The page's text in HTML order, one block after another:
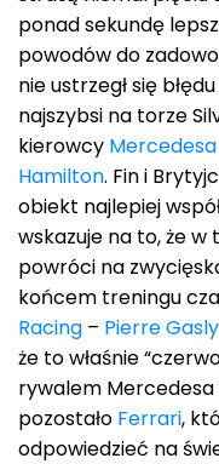
ponad sekundę
powodów do
nie ustrzegł się
najszybsi na torze
kierowcy Mercedesa
Hamilton. Fin i
obiekt najlepiej
wskazuje na to, że w
powróci na
końcem treningu
Racing – Pierre Gasly
że to właśnie
rywalem
pozostało Ferrari,
odpowiedzieć na